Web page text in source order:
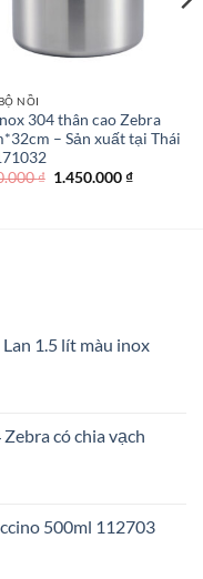
NỒI
304 thân cao Zebra
– Sản xuất tại Thái
₫ Giá
1.450.000₫Giá
1.5 lít màu inox
₫.
có chia vạch
500ml 112703